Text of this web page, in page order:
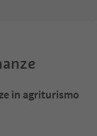
in agriturismo